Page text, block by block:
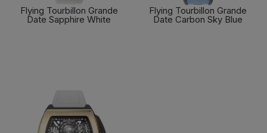
Flying Tourbillon Grande
Date Sapphire White
Flying Tourbillon Grande
Date Carbon Sky Blue